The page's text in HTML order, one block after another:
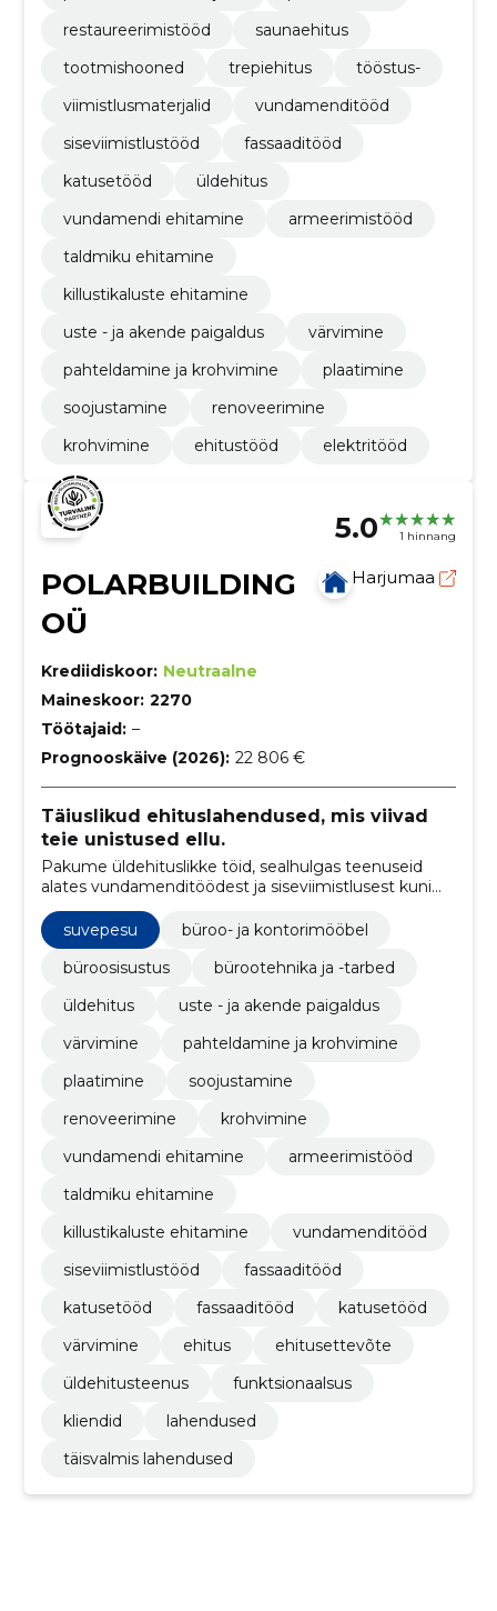
restaureerimistööd
saunaehitus
tootmishooned
trepiehitus
tööstus-
viimistlusmaterjalid
vundamenditööd
siseviimistlustööd
fassaaditööd
katusetööd
üldehitus
vundamendi ehitamine
armeerimistööd
taldmiku ehitamine
killustikaluste ehitamine
uste - ja akende paigaldus
värvimine
pahteldamine ja krohvimine
plaatimine
soojustamine
renoveerimine
krohvimine
ehitustööd elektritööd
5.0 1 hinnang
POLARBUILDING
OÜ
Harjumaa
Krediidiskoor: Neutraalne
Maineskoor: 2270
Töötajaid: –
Prognooskäive (2026): 22 806 €
Täiuslikud ehituslahendused, mis viivad
teie unistused ellu.
Pakume üldehituslikke töid, sealhulgas teenuseid
alates vundamenditöödest ja siseviimistlusest kuni
suvepesu
büroo- ja kontorimööbel
büroosisustus
bürootehnika ja -tarbed
üldehitus
uste - ja akende paigaldus
värvimine
pahteldamine ja krohvimine
plaatimine
soojustamine
renoveerimine
krohvimine
vundamendi ehitamine
armeerimistööd
taldmiku ehitamine
killustikaluste ehitamine
vundamenditööd
siseviimistlustööd
fassaaditööd
katusetööd
fassaaditööd
katusetööd
värvimine
ehitus
ehitusettevõte
üldehitusteenus
funktsionaalsus
kliendid
lahendused
täisvalmis lahendused